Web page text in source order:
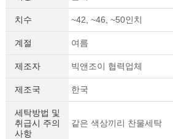
치수 ~42, ~46, ~50인치
계절 여름
제조자 빅앤조이 협력업체
제조국 한국
세탁방법 및
취급시 주의
사항
같은 색상끼리 찬물세탁